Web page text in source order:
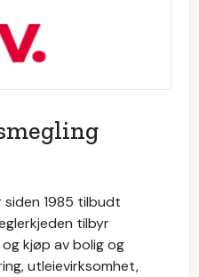
siden 1985 tilbudt
tilbyr
kjøp av bolig og
utleievirksomhet,